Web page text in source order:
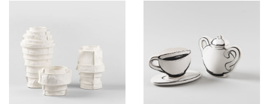
Typ
Nominované
Ocenené